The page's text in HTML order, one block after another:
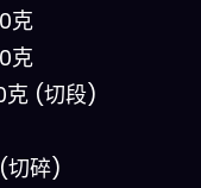
克
克
克 (切段)
切碎)